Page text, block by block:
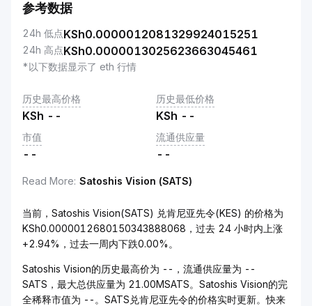
参考数据
24h 低点KSh0.0000012081329924015251
24h 高点KSh0.0000013025623663045461
*以下数据显示了 eth 行情
历史最高价格
KSh --
历史最低价格
KSh --
市值
--
流通供应量
--
Read More: Satoshis Vision (SATS)
当前，Satoshis Vision(SATS) 兑肯尼亚先令(KES) 的价格为
KSh0.0000012680150343888068，过去 24 小时内上涨
+2.94%，过去一周内下跌0.00%。
Satoshis Vision的历史最高价为 --，流通供应量为 --
SATS，最大总供应量为 21.00MSATS。Satoshis Vision的完
全稀释市值为 --。SATS兑肯尼亚先令的价格实时更新。快来